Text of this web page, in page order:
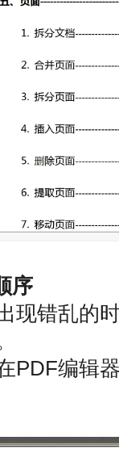
序
现错乱的
PDF编辑